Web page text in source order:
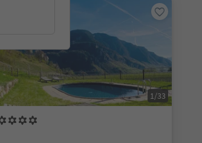
1/33